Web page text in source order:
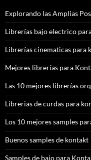
Explorando las Amplias
Librerías bajo electrico
Librerías cinematicas para
Mejores librerías para
Las 10 mejores librerías
Librerias de curdas para
Los 10 mejores samples
Buenos samples de kontakt
Samples de bajo para